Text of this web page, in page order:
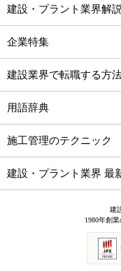
建設・プラント業界解説
企業特集
建設業界で転職する方
用語辞典
施工管理のテクニック
建設・プラント業界 最
建
1980年創